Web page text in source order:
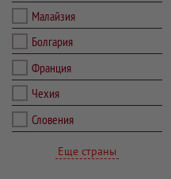
Малайзия
Болгария
Франция
Чехия
Словения
Еще страны